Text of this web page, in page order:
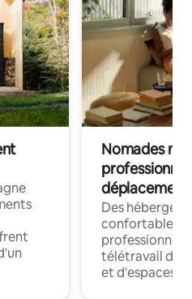
Nomades
déplacement
Des
confortables
professionnels
télétravail
et d'espaces